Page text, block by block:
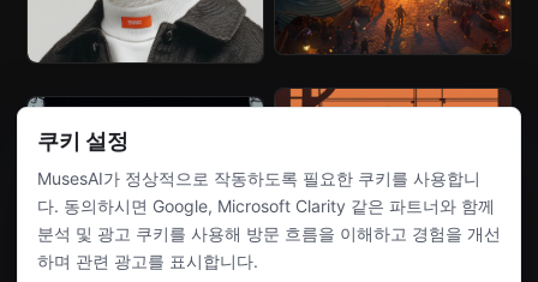
쿠키 설정
MusesAI가 정상적으로 작동하도록 필요한 쿠키를 사용합니
다. 동의하시면 Google, Microsoft Clarity 같은 파트너와 함께
분석 및 광고 쿠키를 사용해 방문 흐름을 이해하고 경험을 개선
하며 관련 광고를 표시합니다.